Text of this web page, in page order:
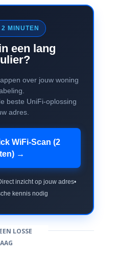
MINUTEN
een lang
over jouw woning
beste UniFi-oplossing
adres.
WiFi-Scan (2
→
inzicht op jouw adres•
kennis nodig
LOSSE